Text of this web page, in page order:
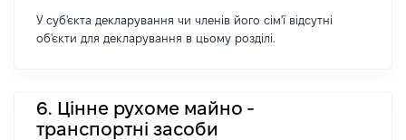
У суб'єкта декларування чи членів його сім'ї відсутні
об'єкти для декларування в цьому розділі.
6. Цінне рухоме майно -
транспортні засоби